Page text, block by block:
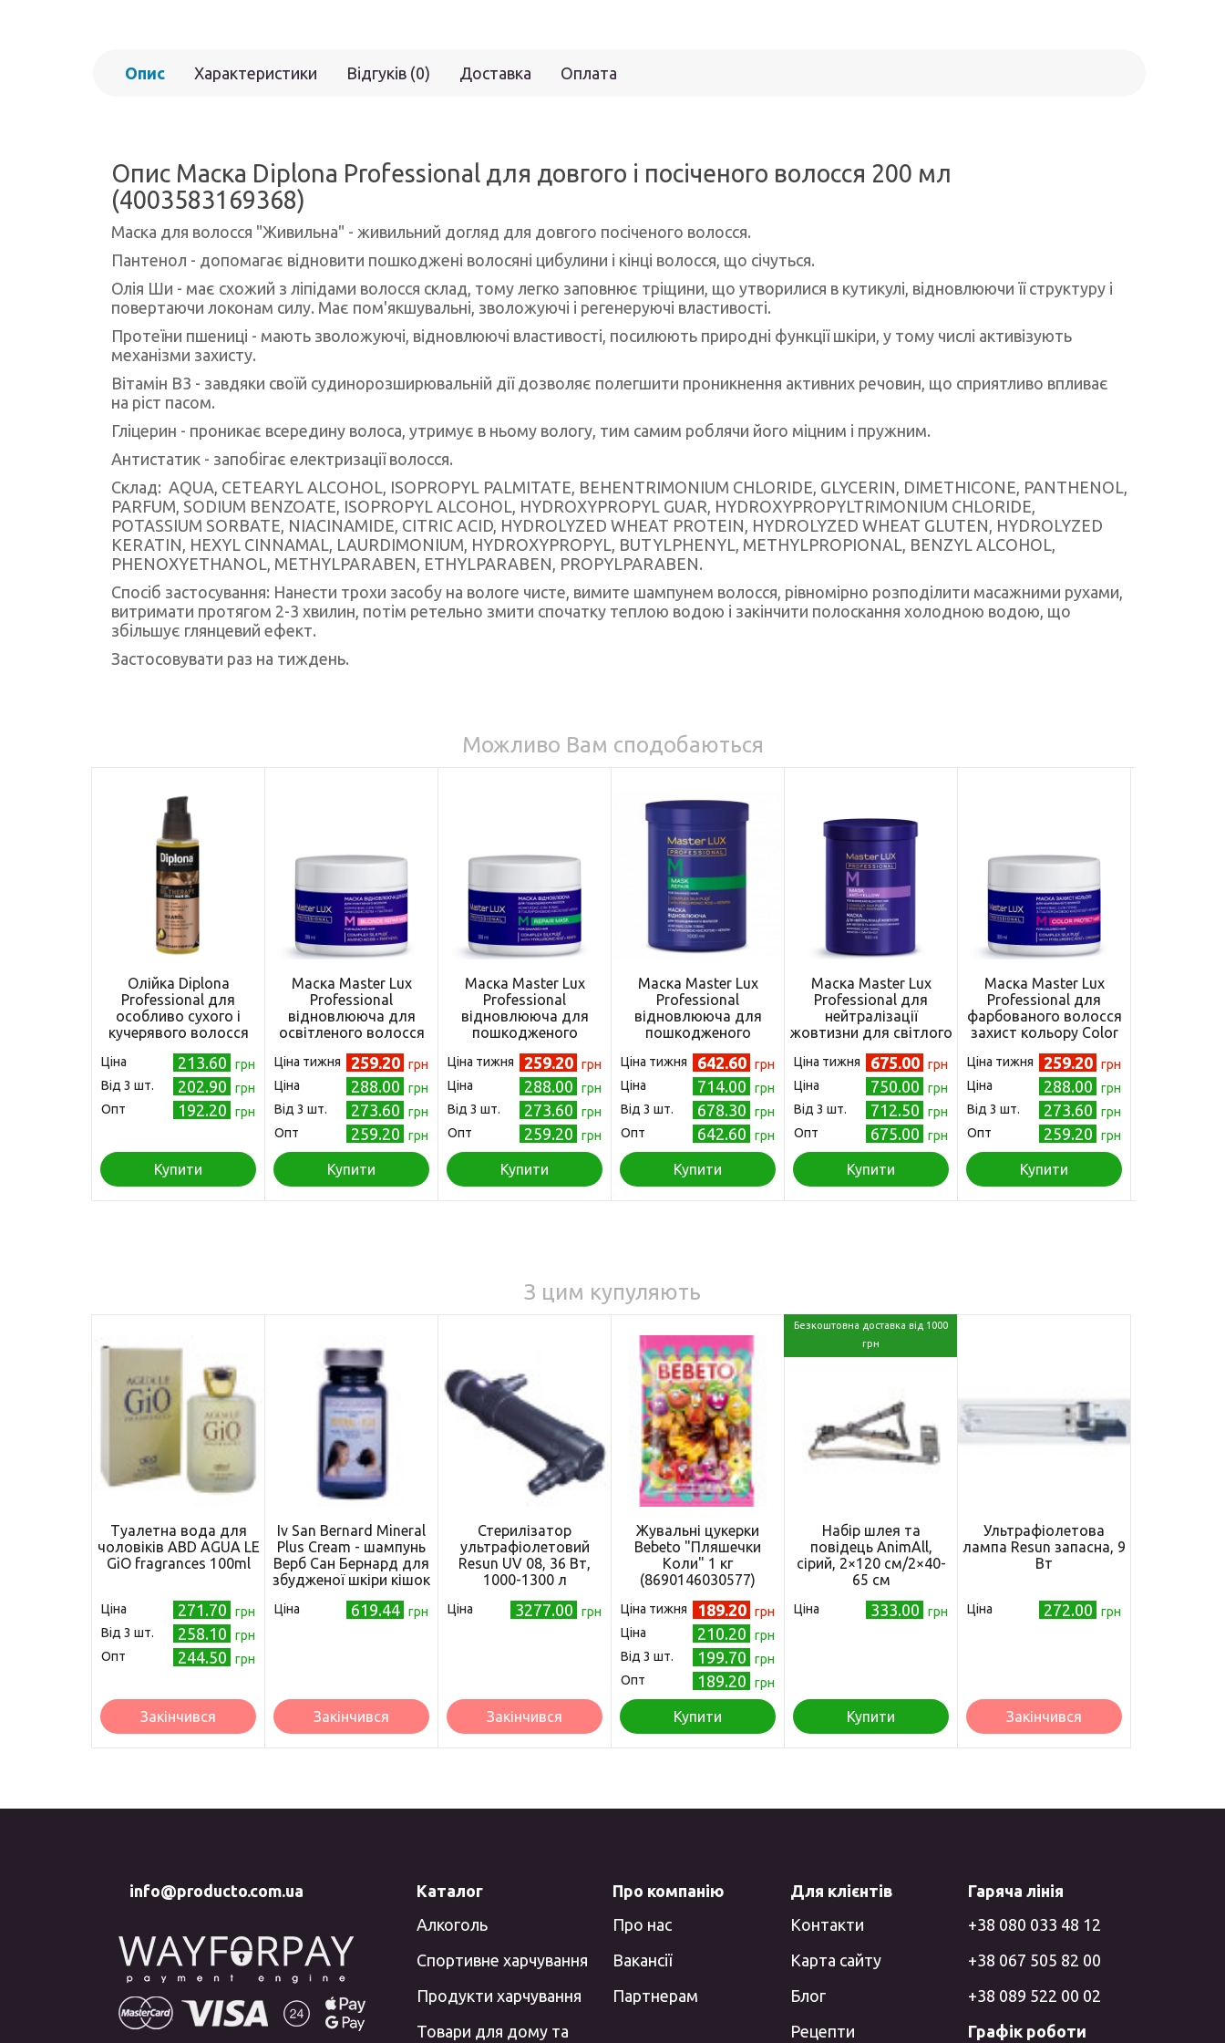
Опис Характеристики Відгуків (0) Доставка Оплата
Опис Маска Diplona Professional для довгого і посіченого волосся 200 мл
(4003583169368)
Маска для волосся "Живильна" - живильний догляд для довгого посіченого волосся.
Пантенол - допомагає відновити пошкоджені волосяні цибулини і кінці волосся, що січуться.
Олія Ши - має схожий з ліпідами волосся склад, тому легко заповнює тріщини, що утворилися в кутикулі, відновлюючи її структуру і
повертаючи локонам силу. Має пом'якшувальні, зволожуючі і регенеруючі властивості.
Протеїни пшениці - мають зволожуючі, відновлюючі властивості, посилюють природні функції шкіри, у тому числі активізують
механізми захисту.
Вітамін В3 - завдяки своїй судинорозширювальній дії дозволяє полегшити проникнення активних речовин, що сприятливо впливає
на ріст пасом.
Гліцерин - проникає всередину волоса, утримує в ньому вологу, тим самим роблячи його міцним і пружним.
Антистатик - запобігає електризації волосся.
Склад: AQUA, CETEARYL ALCOHOL, ISOPROPYL PALMITATE, BEHENTRIMONIUM CHLORIDE, GLYCERIN, DIMETHICONE, PANTHENOL,
PARFUM, SODIUM BENZOATE, ISOPROPYL ALCOHOL, HYDROXYPROPYL GUAR, HYDROXYPROPYLTRIMONIUM CHLORIDE,
POTASSIUM SORBATE, NIACINAMIDE, CITRIC ACID, HYDROLYZED WHEAT PROTEIN, HYDROLYZED WHEAT GLUTEN, HYDROLYZED
KERATIN, HEXYL CINNAMAL, LAURDIMONIUM, HYDROXYPROPYL, BUTYLPHENYL, METHYLPROPIONAL, BENZYL ALCOHOL,
PHENOXYETHANOL, METHYLPARABEN, ETHYLPARABEN, PROPYLPARABEN.
Спосіб застосування: Нанести трохи засобу на вологе чисте, вимите шампунем волосся, рівномірно розподілити масажними рухами,
витримати протягом 2-3 хвилин, потім ретельно змити спочатку теплою водою і закінчити полоскання холодною водою, що
збільшує глянцевий ефект.
Застосовувати раз на тиждень.
Можливо Вам сподобаються
Олійка Diplona
Professional для
особливо сухого і
кучерявого волосся
(4003583179534)
Ціна 213.60
грн
Від 3 шт.
202.90
грн
Опт
192.20 грн
Купити
Маска Master Lux
Professional
відновлююча для
освітленого волосся
Ціна тижня 259.20 грн
Ціна
288.00
грн
Від 3 шт.
273.60
грн
Опт
259.20 грн
Купити
Маска Master Lux
Professional
відновлююча для
пошкодженого
Ціна тижня 259.20 грн
Ціна
288.00
грн
Від 3 шт.
273.60
грн
Опт
259.20 грн
Купити
Маска Master Lux
Professional
відновлююча для
пошкодженого
мл
Ціна тижня 642.60 грн
Ціна
714.00
грн
Від 3 шт.
678.30
грн
Опт
642.60 грн
Купити
Маска Master Lux
Professional для
нейтралізації
жовтизни для світлого
волосся Anti-Yellow,
950 мл
Ціна тижня 675.00 грн
Ціна
750.00
грн
Від 3 шт.
712.50
грн
Опт
675.00 грн
Купити
Маска Master Lux
Professional для
фарбованого волосся
захист кольору Color
Ціна тижня 259.20 грн
Ціна
288.00
грн
Від 3 шт.
273.60
грн
Опт
259.20 грн
Купити
З цим купуляють
Туалетна вода для
чоловіків ABD AGUA LE
GiO fragrances 100ml
Ціна 271.70
грн
Від 3 шт.
258.10
грн
Опт
244.50 грн
Закінчився
Iv San Bernard Mineral
Plus Cream - шампунь
Верб Сан Бернард для
збудженої шкіри кішок
0828)
Ціна 619.44 грн
Закінчився
Стерилізатор
ультрафіолетовий
Resun UV 08, 36 Вт,
1000-1300 л
Ціна 3277.00 грн
Закінчився
Жувальні цукерки
Bebeto "Пляшечки
Коли" 1 кг
(8690146030577)
Ціна тижня 189.20 грн
Ціна
210.20
грн
Від 3 шт.
199.70
грн
Опт
189.20 грн
Купити
Безкоштовна доставка від 1000
грн
Набір шлея та
повідець AnimAll,
сірий, 2×120 см/2×40-
65 см
Ціна 333.00 грн
Купити
Ультрафіолетова
лампа Resun запасна, 9
Вт
Ціна 272.00 грн
Закінчився
info@producto.com.ua
Каталог
Алкоголь
Спортивне харчування
Продукти харчування
Товари для дому та
Про компанію
Про нас
Вакансії
Партнерам
Для клієнтів
Контакти
Карта сайту
Блог
Рецепти
Гаряча лінія
+38 080 033 48 12
+38 067 505 82 00
+38 089 522 00 02
Графік роботи